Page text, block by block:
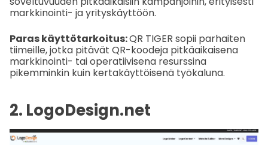
markkinointi- ja yrityskäyttöön.
Paras käyttötarkoitus:QR TIGER sopii parhaiten
tiimeille, jotka pitävät QR-koodeja pitkäaikaisena
markkinointi- tai operatiivisena resurssina
pikemminkin kuin kertakäyttöisenä työkaluna.
2. LogoDesign.net